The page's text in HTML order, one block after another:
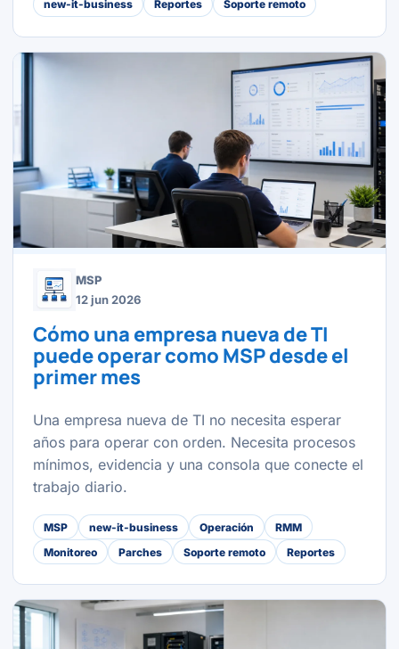
new-it-business Reportes Soporte remoto
MSP
12 jun 2026
Cómo una empresa nueva de TI
puede operar como MSP desde el
primer mes
Una empresa nueva de TI no necesita esperar
años para operar con orden. Necesita procesos
mínimos, evidencia y una consola que conecte el
trabajo diario.
MSP new-it-business Operación
RMM
Monitoreo
Parches Soporte remoto Reportes